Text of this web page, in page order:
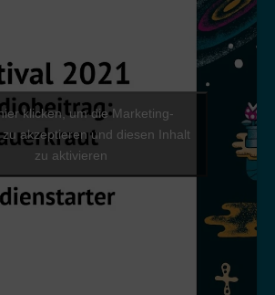
klicken, um die Marketing-
zu akzeptieren und diesen Inhalt
zu aktivieren